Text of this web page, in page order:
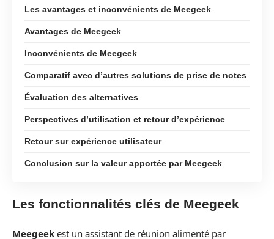
Les avantages et inconvénients de Meegeek
Avantages de Meegeek
Inconvénients de Meegeek
Comparatif avec d’autres solutions de prise de notes
Évaluation des alternatives
Perspectives d’utilisation et retour d’expérience
Retour sur expérience utilisateur
Conclusion sur la valeur apportée par Meegeek
Les fonctionnalités clés de Meegeek
Meegeek est un assistant de réunion alimenté par